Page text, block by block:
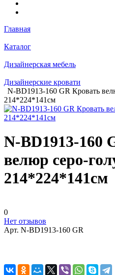
Главная
Каталог
Дизайнерская мебель
Дизайнерские кровати
N-BD1913-160 GR Кровать
214*224*141см
N-BD1913-160
велюр серо-
214*224*141см
0
Нет отзывов
Арт. N-BD1913-160 GR